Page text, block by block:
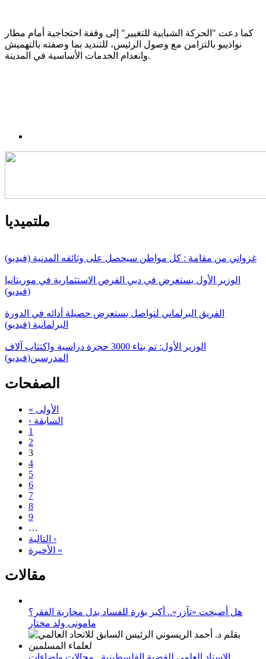
كما دعت "الحركة الشبابية للتغيير" إلى وقفة احتجاجية أمام مطار
نواذيبو بالتزامن مع وصول الرئيس، للتنديد بما وصفته بالتهميش
وانعدام الخدمات الأساسية في المدينة.
ملتميديا
غزواني من مقامة : كل مواطن سيحصل على وثائقه المدنية (فيديو)
الوزير الأول يستعرض في دبي الفرص الاستثمارية في موريتانيا
(فيديو)
الفريق البرلماني لتواصل يستعرض حصيلة أدائه في الدورة
البرلمانية (فيديو)
الوزير الأول: تم بناء 3000 حجرة دراسية واكتتاب آلاف
المدرسين(فيديو)
الصفحات
« الأولى
‹ السابقة
1
2
3
4
5
6
7
8
9
…
التالية ›
الأخيرة »
مقالات
هل أصبحت «تآزر».. أكبر بؤرة للفساد بدل محاربة الفقر؟
مامونى ولد مختار